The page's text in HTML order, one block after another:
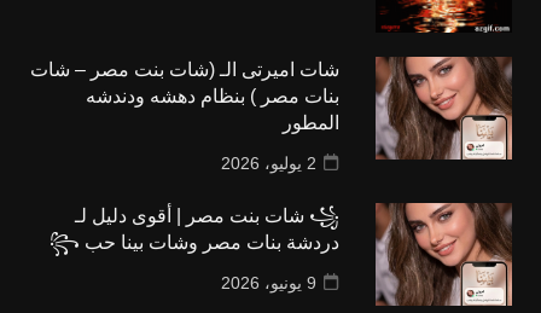
شات اميرتى الـ (شات بنت مصر – شات
بنات مصر ) بنظام دهشه ودندشه
المطور
2 يوليو، 2026
꧁ شات بنت مصر | أقوى دليل لـ
دردشة بنات مصر وشات بينا حب ꧂
9 يونيو، 2026